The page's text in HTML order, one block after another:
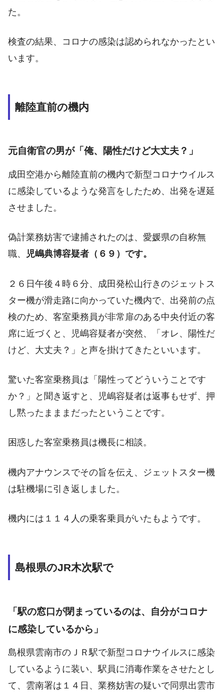
た。
検査の結果、コロナの感染は認められなかったとい
います。
離陸直前の機内
元自衛官の男が「俺、陽性だけど大丈夫？」
成田空港から離陸直前の機内で新型コロナウイルス
に感染しているような発言をしたため、出発を遅延
させました。
偽計業務妨害で逮捕されたのは、愛媛県の自称無
職、 児嶋典博容疑者（６９）です。
２６日午後４時６分、成田発松山行きのジェットス
ター機が滑走路に向かっていた機内で、出発前の点
検のため、客室乗務員が非常扉のある中央付近の客
席に近づくと、児嶋容疑者が突然、「オレ、陽性だ
けど、大丈夫？」と声を掛けてきたといいます。
驚いた客室乗務員は「陽性ってどういうことです
か？」と聞き返すと、児嶋容疑者は返事もせず、押
し黙ったまままだったということです。
困惑した客室乗務員は機長に相談。
機内アナウンスでその旨を伝え、ジェットスター機
は駐機場に引き返しました。
機内には１１４人の乗客乗員がいたもようです。
島根県のJR木次駅で
「駅の窓口が閉まっているのは、自分がコロナ
に感染しているから」
島根県雲南市のＪＲ駅で新型コロナウイルスに感染
しているように装い、駅員に消毒作業をさせたとし
て、雲南署は１４日、業務妨害の疑いで同県出雲市